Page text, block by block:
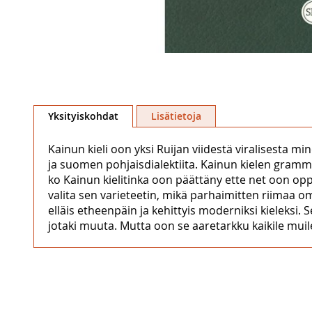
to
the
images
gallery
Yksityiskohdat
Kainun kieli oon yksi Ruijan viidestä viralisesta
ja suomen pohjaisdialektiita. Kainun kielen
ko Kainun kielitinka oon päättäny ette net oon
valita sen varieteetin, mikä parhaimitten riimaa
elläis etheenpäin ja kehittyis moderniksi kieleksi.
jotaki muuta. Mutta oon se aaretarkku kaikile
Lisätietoja